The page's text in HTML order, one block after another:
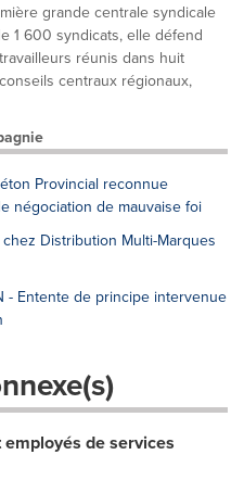
grande centrale syndicale
1 600 syndicats, elle défend
réunis dans huit
centraux régionaux,
Provincial reconnue
négociation de mauvaise foi
Distribution Multi-Marques
- Entente de principe intervenue
de services